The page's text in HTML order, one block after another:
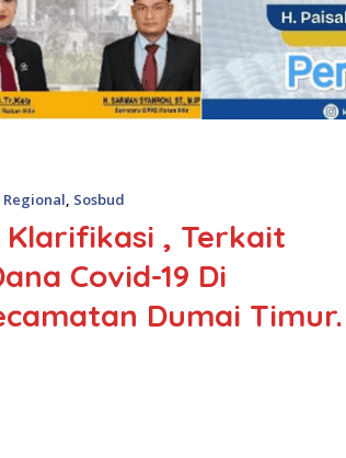
Regional, Sosbud
, Terkait
Covid-19 Di
Dumai Timur.